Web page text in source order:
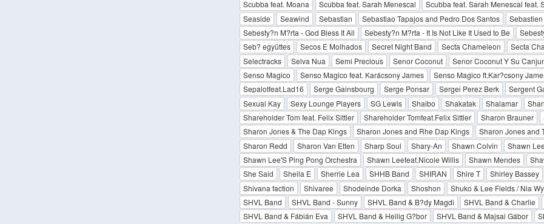
Scubba feat. Moana
Scubba feat. Sarah Menescal Scubba feat. Sarah Menescal feat.
Seaside
Seawind Sebastian Sebastiao Tapajos and Pedro Dos Santos
Sebesty?n M?rta - God Bless It All
Sebesty?n M?rta - It Is Not Like It Used to Be
Seb? együttes
Secos E Molhados Secret Night Band Secta Chameleon Secta
Selectracks
Selva Nua Semi Precious Senor Coconut Senor Coconut Y Su
Senso Magico
Senso Magico feat. Karácsony James Senso Magico ft.Kar?csony
Sepalotfeat.Lad16
Serge Gainsbourg Serge Ponsar Sergei Perez Berk Sergent
Sexual Kay
Sexy Lounge Players SG Lewis Shaibo Shakatak Shalamar
Shareholder Tom feat. Felix Sittler
Shareholder Tomfeat.Felix Sittler Sharon Brauner
Sharon Jones & The Dap Kings
Sharon Jones and Rhe Dap Kings Sharon Jones and
Sharon Redd
Sharon Van Etten Sharp Soul Shary-An Shawn Colvin Shawn Lee
Shawn Lee'S Ping Pong Orchestra
Shawn Leefeat.Nicole Willis Shawn Mendes
She Said
Sheila E Sherrie Lea SHHB Band SHIRAN Shire T Shirley Bassey
Shivana faction
Shivaree Shodeinde Dorka Shoshon Shuko & Lee Fields / Nia
SHVL Band
SHVL Band - Sunny SHVL Band & B?dy Magdi SHVL Band & Charlie
SHVL Band & Fábián Eva
SHVL Band & Heilig G?bor SHVL Band & Majsai Gábor